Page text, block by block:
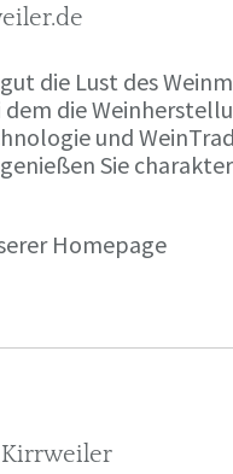
die Lust des
die
und
Sie
Homepage
Kirrweiler